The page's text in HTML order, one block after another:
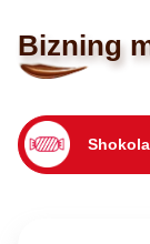
Bizning